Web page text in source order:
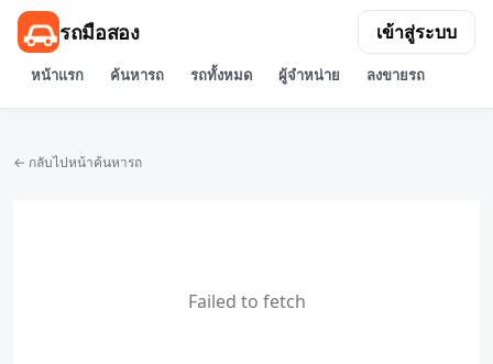
รถมือสอง
หน้าแรก ค้นหารถ รถทั้งหมด ผู้จำหน่าย ลงขายรถ
เข้าสู่ระบบ
← กลับไปหน้าค้นหารถ
Failed to fetch